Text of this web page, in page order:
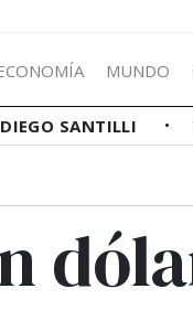
MUNDO
DIEGO SANTILLI